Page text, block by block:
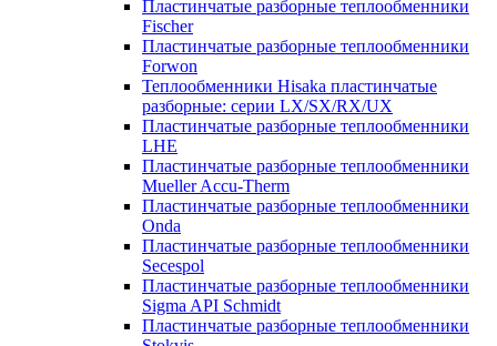
Пластинчатые разборные теплообменники
Fischer
Пластинчатые разборные теплообменники
Forwon
Теплообменники Hisaka пластинчатые
разборные: серии LX/SX/RX/UX
Пластинчатые разборные теплообменники
LHE
Пластинчатые разборные теплообменники
Mueller Accu-Therm
Пластинчатые разборные теплообменники
Onda
Пластинчатые разборные теплообменники
Secespol
Пластинчатые разборные теплообменники
Sigma API Schmidt
Пластинчатые разборные теплообменники